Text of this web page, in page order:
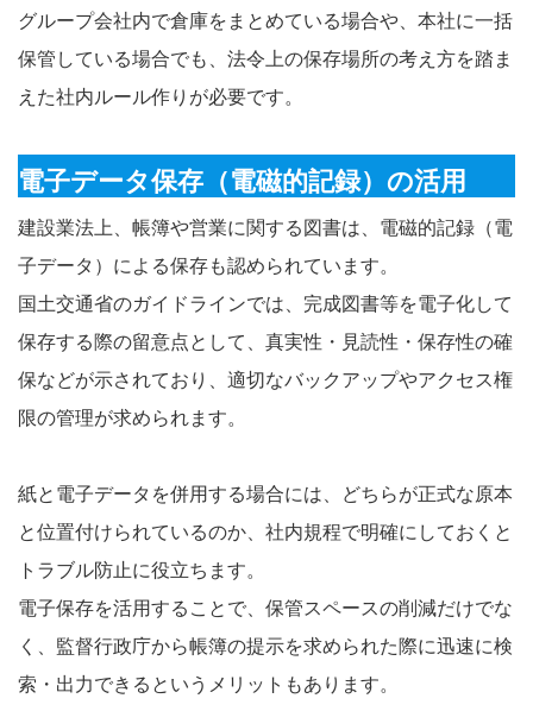
グループ会社内で倉庫をまとめている場合や、本社に一括
保管している場合でも、法令上の保存場所の考え方を踏ま
えた社内ルール作りが必要です。
電子データ保存（電磁的記録）の活用
建設業法上、帳簿や営業に関する図書は、電磁的記録（電
子データ）による保存も認められています。
国土交通省のガイドラインでは、完成図書等を電子化して
保存する際の留意点として、真実性・見読性・保存性の確
保などが示されており、適切なバックアップやアクセス権
限の管理が求められます。
紙と電子データを併用する場合には、どちらが正式な原本
と位置付けられているのか、社内規程で明確にしておくと
トラブル防止に役立ちます。
電子保存を活用することで、保管スペースの削減だけでな
く、監督行政庁から帳簿の提示を求められた際に迅速に検
索・出力できるというメリットもあります。